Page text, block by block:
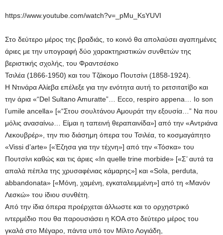
https://www.youtube.com/watch?v=_pMu_KsYUVI
Στο δεύτερο μέρος της βραδιάς, το κοινό θα απολαύσει αγαπημένες
άριες με την υπογραφή δύο χαρακτηριστικών συνθετών της
βεριστικής σχολής, του Φραντσέσκο
Τσιλέα (1866-1950) και του Τζάκομο Πουτσίνι (1858-1924).
Η Ντινάρα Αλίεβα επέλεξε για την ενότητα αυτή το ρετσιτατίβο και
την άρια «“Del Sultano Amuratte”… Ecco, respiro appena… Io son
l’umile ancella» [«“Στου σουλτάνου Αμουράτ την εξουσία…” Να που
μόλις ανασαίνω… Είμαι η ταπεινή θεραπαινίδα»] από την «Αντριάνα
Λεκουβρέρ», την πιο διάσημη όπερα του Τσιλέα, το κοσμαγάπητο
«Vissi d’arte» [«Έζησα για την τέχνη»] από την «Τόσκα» του
Πουτσίνι καθώς και τις άριες «Ιn quelle trine morbide» [«Σ’ αυτά τα
απαλά πέπλα της χρυσαφένιας κάμαρης»] και «Sola, perduta,
abbandonata» [«Μόνη, χαμένη, εγκαταλειμμένη»] από τη «Μανόν
Λεσκώ» του ίδιου συνθέτη.
Από την ίδια όπερα προέρχεται άλλωστε και το ορχηστρικό
ιντερμέδιο που θα παρουσιάσει η ΚΟΑ στο δεύτερο μέρος του
γκαλά στο Μέγαρο, πάντα υπό τον Μίλτο Λογιάδη,